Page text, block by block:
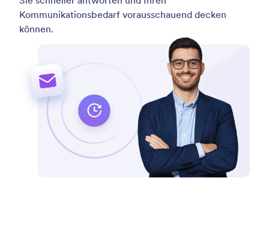
Kommunikationsbedarf vorausschauend decken
können.